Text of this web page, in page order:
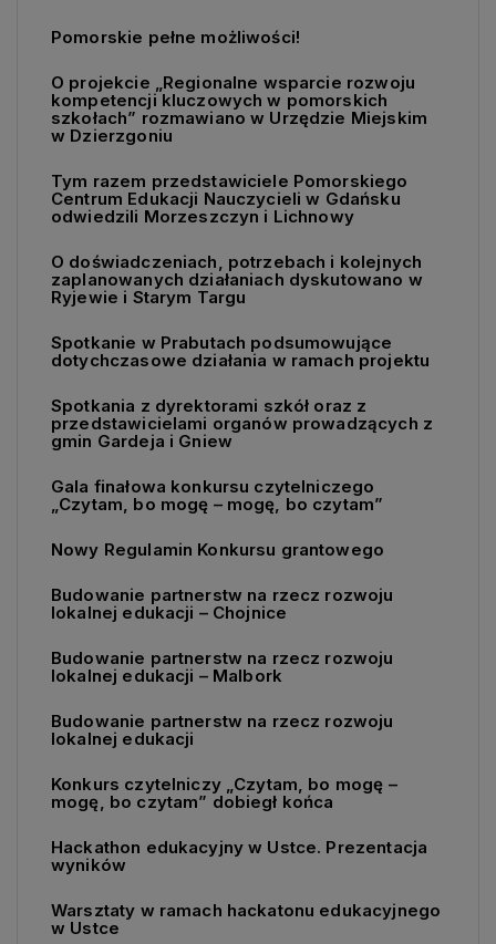
Pomorskie pełne możliwości!
O projekcie „Regionalne wsparcie rozwoju
kompetencji kluczowych w pomorskich
szkołach” rozmawiano w Urzędzie Miejskim
w Dzierzgoniu
Tym razem przedstawiciele Pomorskiego
Centrum Edukacji Nauczycieli w Gdańsku
odwiedzili Morzeszczyn i Lichnowy
O doświadczeniach, potrzebach i kolejnych
zaplanowanych działaniach dyskutowano w
Ryjewie i Starym Targu
Spotkanie w Prabutach podsumowujące
dotychczasowe działania w ramach projektu
Spotkania z dyrektorami szkół oraz z
przedstawicielami organów prowadzących z
gmin Gardeja i Gniew
Gala finałowa konkursu czytelniczego
„Czytam, bo mogę – mogę, bo czytam”
Nowy Regulamin Konkursu grantowego
Budowanie partnerstw na rzecz rozwoju
lokalnej edukacji – Chojnice
Budowanie partnerstw na rzecz rozwoju
lokalnej edukacji – Malbork
Budowanie partnerstw na rzecz rozwoju
lokalnej edukacji
Konkurs czytelniczy „Czytam, bo mogę –
mogę, bo czytam” dobiegł końca
Hackathon edukacyjny w Ustce. Prezentacja
wyników
Warsztaty w ramach hackatonu edukacyjnego
w Ustce